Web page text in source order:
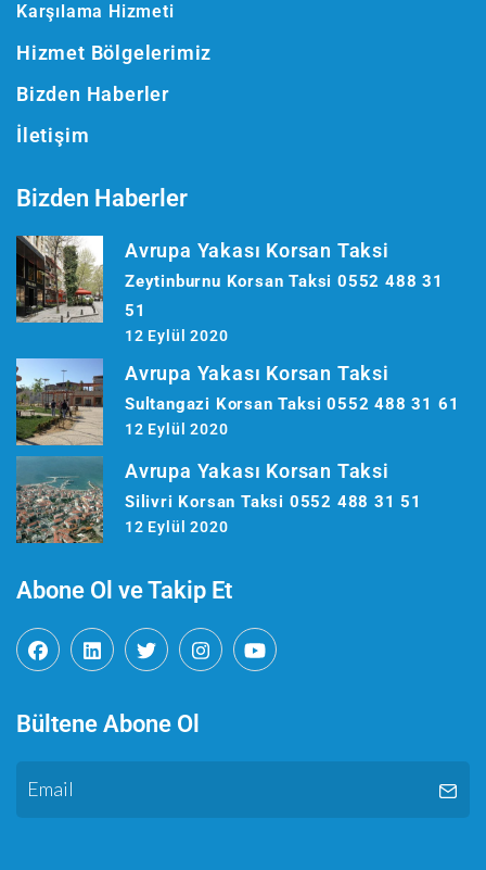
Karşılama Hizmeti
Hizmet Bölgelerimiz
Bizden Haberler
İletişim
Bizden Haberler
Avrupa Yakası Korsan Taksi
Zeytinburnu Korsan Taksi 0552 488 31
51
12 Eylül 2020
Avrupa Yakası Korsan Taksi
Sultangazi Korsan Taksi 0552 488 31 61
12 Eylül 2020
Avrupa Yakası Korsan Taksi
Silivri Korsan Taksi 0552 488 31 51
12 Eylül 2020
Abone Ol ve Takip Et
Bültene Abone Ol